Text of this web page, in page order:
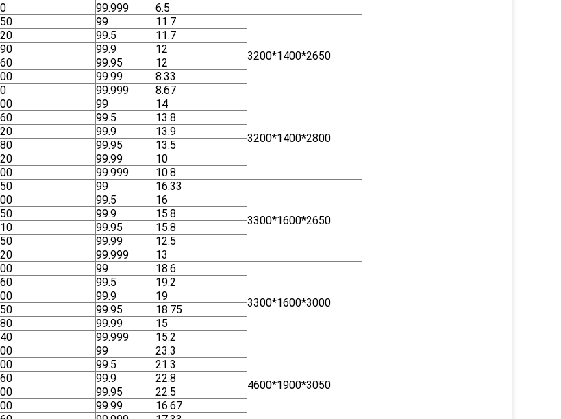
99.999 6.5
99 11.7
3200*1400*2650
99.5
11.7
99.9
12
99.95
12
99.99
8.33
99.999 8.67
99 14
3200*1400*2800
99.5
13.8
99.9
13.9
99.95
13.5
99.99
10
99.999 10.8
99 16.33
3300*1600*2650
99.5
16
99.9
15.8
99.95
15.8
99.99
12.5
99.999 13
99 18.6
3300*1600*3000
99.5
19.2
99.9
19
99.95
18.75
99.99
15
99.999 15.2
99 23.3
4600*1900*3050
99.5
21.3
99.9
22.8
99.95
22.5
99.99
16.67